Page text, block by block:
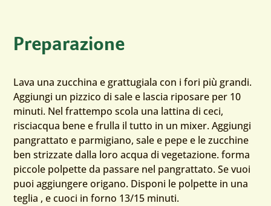
Preparazione
Lava una zucchina e grattugiala con i fori più grandi.
Aggiungi un pizzico di sale e lascia riposare per 10
minuti. Nel frattempo scola una lattina di ceci,
risciacqua bene e frulla il tutto in un mixer. Aggiungi
pangrattato e parmigiano, sale e pepe e le zucchine
ben strizzate dalla loro acqua di vegetazione. forma
piccole polpette da passare nel pangrattato. Se vuoi
puoi aggiungere origano. Disponi le polpette in una
teglia , e cuoci in forno 13/15 minuti.